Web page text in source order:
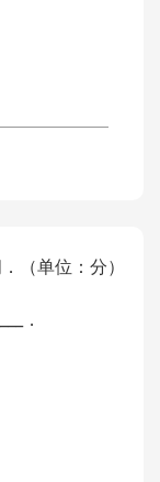
（单位：分）
．